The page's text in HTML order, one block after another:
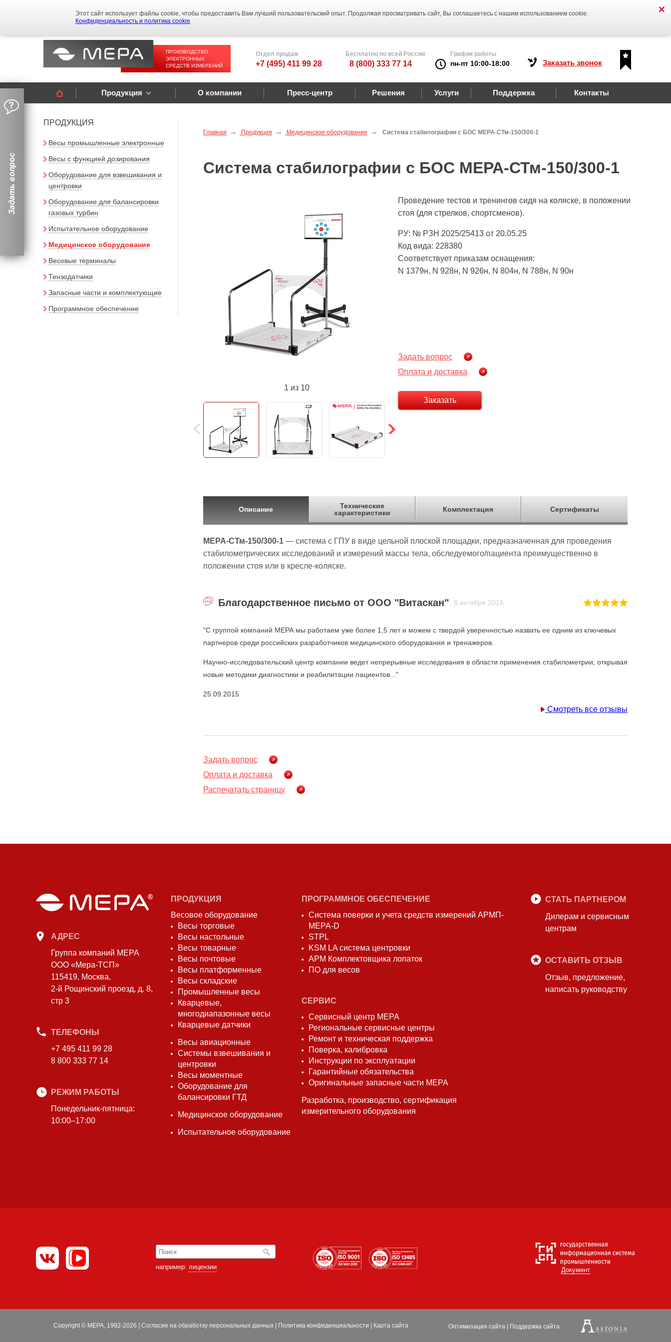
Этот сайт использует файлы cookie, чтобы предоставить Вам лучший пользовательский опыт. Продолжая просматривать сайт, Вы соглашаетесь с нашим использованием cookie.
Конфиденциальность и политика cookie
ПРОИЗВОДСТВО
ЭЛЕКТРОННЫХ
СРЕДСТВ ИЗМЕРЕНИЙ
Отдел продаж
+7 (495) 411 99 28
Бесплатно по всей России
8 (800) 333 77 14
График работы
пн-пт 10:00-18:00 Заказать звонок
Продукция О компании Пресс-центр Решения Услуги Поддержка Контакты
ПРОДУКЦИЯ
Весы промышленные электронные
Весы с функцией дозирования
Оборудование для взвешивания и
центровки
Оборудование для балансировки
газовых турбин
Испытательное оборудование
Медицинское оборудование
Весовые терминалы
Тензодатчики
Запасные части и комплектующие
Программное обеспечение
Главная Продукция Медицинское оборудование Система стабилографии с БОС МЕРА-СТм-150/300-1
Система стабилографии с БОС МЕРА-СТм-150/300-1
1 из 10
Проведение тестов и тренингов сидя на коляске, в положении
стоя (для стрелков, спортсменов).
РУ: № РЗН 2025/25413 от 20.05.25
Код вида: 228380
Соответствует приказам оснащения:
N 1379н, N 928н, N 926н, N 804н, N 788н, N 90н
Задать вопрос
Оплата и доставка
Заказать
Описание
Технические
характеристики
Комплектация Сертификаты
МЕРА-СТм-150/300-1 — система c ГПУ в виде цельной плоской площадки, предназначенная для проведения
стабило­метрических исследований и измерений массы тела, обследуемо­го/пациента преимущественно в
положении стоя или в кресле-коляске.
Благодарственное письмо от ООО "Витаскан" 6 октября 2015
"С группой компаний МЕРА мы работаем уже более 1,5 лет и можем с твердой уверенностью назвать ее одним из ключевых
партнеров среди российских разработчиков медицинского оборудования и тренажеров.
Научно-исследовательский центр компании ведет непрерывные исследования в области применения стабилометрии, открывая
новые методики диагностики и реабилитации пациентов..."
25.09.2015
Смотреть все отзывы
Задать вопрос
Оплата и доставка
Распечатать страницу
АДРЕС
Группа компаний МЕРА
ООО «Мера-ТСП»
115419, Москва,
2-й Рощинский проезд, д. 8,
стр 3
ТЕЛЕФОНЫ
+7 495 411 99 28
8 800 333 77 14
РЕЖИМ РАБОТЫ
Понедельник-пятница:
10:00–17:00
ПРОДУКЦИЯ
Весовое оборудование
Весы торговые
Весы настольные
Весы товарные
Весы почтовые
Весы платформенные
Весы складские
Промышленные весы
Кварцевые,
многодиапазонные весы
Кварцевые датчики
Весы авиационные
Системы взвешивания и
центровки
Весы моментные
Оборудование для
балансировки ГТД
Медицинское оборудование
Испытательное оборудование
ПРОГРАММНОЕ ОБЕСПЕЧЕНИЕ
Система поверки и учета средств измерений АРМП-
МЕРА-D
STPL
KSM LA система центровки
АРМ Комплектовщика лопаток
ПО для весов
СЕРВИС
Сервисный центр МЕРА
Региональные сервисные центры
Ремонт и техническая поддержка
Поверка, калибровка
Инструкции по эксплуатации
Гарантийные обязательства
Оригинальные запасные части МЕРА
Разработка, производство, сертификация
измерительного оборудования
СТАТЬ ПАРТНЕРОМ
Дилерам и сервисным
центрам
ОСТАВИТЬ ОТЗЫВ
Отзыв, предложение,
написать руководству
например: лицензии Документ
Copyright © МЕРА, 1992-2026 Согласие на обработку персональных данных Политика конфиденциальности Карта сайта Оптимизация сайта | Поддержка сайта